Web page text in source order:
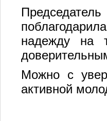
надежду на
Можно с
активной